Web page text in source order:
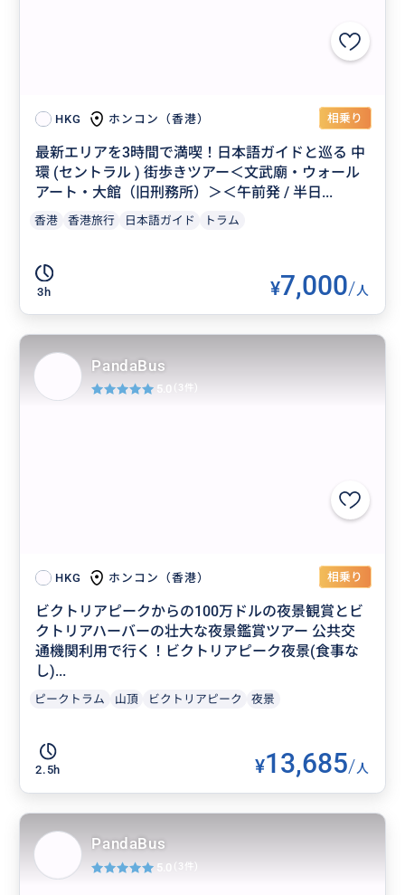
HKG ホンコン（香港） 相乗り
最新エリアを3時間で満喫！日本語ガイドと巡る 中
環 (セントラル ) 街歩きツアー＜文武廟・ウォール
アート・大館（旧刑務所）＞＜午前発 / 半日...
香港 香港旅行 日本語ガイド トラム
3h ¥7,000/人
HKG ホンコン（香港） 相乗り
ビクトリアピークからの100万ドルの夜景観賞とビ
クトリアハーバーの壮大な夜景鑑賞ツアー 公共交
通機関利用で行く！ビクトリアピーク夜景(食事な
し)...
ピークトラム 山頂 ビクトリアピーク 夜景
2.5h ¥13,685/人
PandaBus
5.0 (3件)
PandaBus
5.0 (3件)